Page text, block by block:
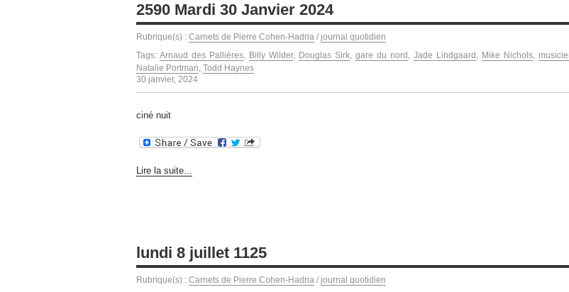
2590 Mardi 30 Janvier 2024
Rubrique(s) : Carnets de Pierre Cohen-Hadria / journal quotidien
Tags: Arnaud des Pallières, Billy Wilder, Douglas Sirk, gare du nord , Jade Lindgaard , Mike Nichols,
Natalie Portman, Todd Haynes
30 janvier, 2024
ciné nuit
Lire la suite...
lundi 8 juillet 1125
Rubrique(s) : Carnets de Pierre Cohen-Hadria / journal quotidien